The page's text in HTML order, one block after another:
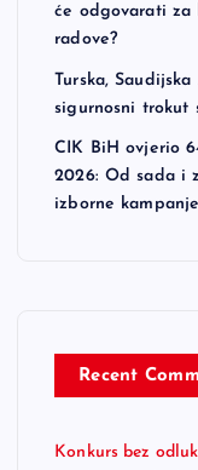
će odgovarati za
radove?
Turska,
sigurnosni trokut
CIK BiH ovjerio
2026: Od sada i
izborne kampanje
Recent
Konkurs bez